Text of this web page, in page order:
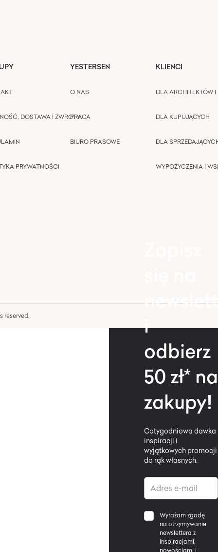
DOSTAWA I ZWROTY
PRYWATNOŚCI
YESTERSEN
O NAS
PRACA
BIURO PRASOWE
KLIENCI
DLA ARCHITEKTÓW I
DLA KUPUJĄCYCH
DLA
WYPOŻYCZENIA I
reserved.
i
odbierz
50 zł* na
zakupy!
Cotygodniowa dawka
inspiracji i
wyjątkowych promocji
do rąk własnych.
Wyrażam zgodę
na otrzymywanie
newslettera z
inspiracjami,
nowościami i